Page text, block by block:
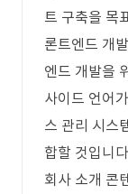
트 구축을 목
론트엔드 개
엔드 개발을
사이드 언어
스 관리 시스
합할 것입니
회사 소개 콘